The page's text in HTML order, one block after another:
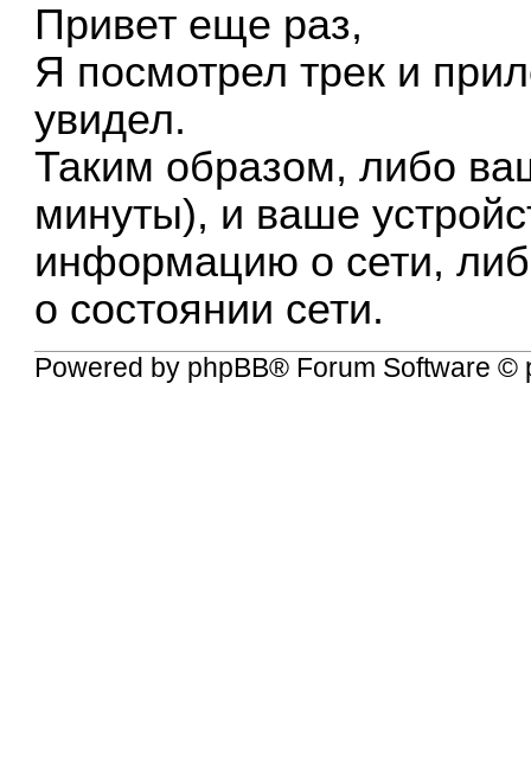
Привет еще раз,
Я посмотрел трек и
увидел.
Таким образом, либо
минуты), и ваше
информацию о сети,
о состоянии сети.
Powered by phpBB® Forum Software ©